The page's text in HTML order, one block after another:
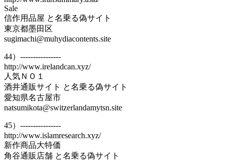
Sale
信作用品屋 と名乗る偽サイト
東京都墨田区
sugimachi@muhydiacontents.site
44）----------------
http://www.irelandcan.xyz/
人気ＮＯ１
酒井通販サイト と名乗る偽サイト
愛知県名古屋市
natsumikota@switzerlandamytsn.site
45）----------------
http://www.islamresearch.xyz/
新作商品大特価
角谷通販店舗 と名乗る偽サイト